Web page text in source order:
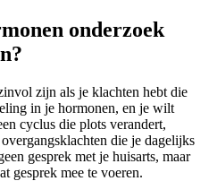
onderzoek
zijn als je klachten hebt die
in je hormonen, en je wilt
cyclus die plots verandert,
die je dagelijks
gesprek met je huisarts, maar
gesprek mee te voeren.